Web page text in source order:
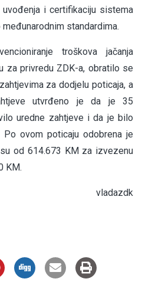
i certifikaciju sistema
standardima.
troškova jačanja
za privredu ZDK-a, obratilo se
za dodjelu poticaja, a
utvrđeno je da je 35
uredne zahtjeve i da je bilo
Po ovom poticaju odobrena je
od 614.673 KM za izvezenu
KM.
vladazdk